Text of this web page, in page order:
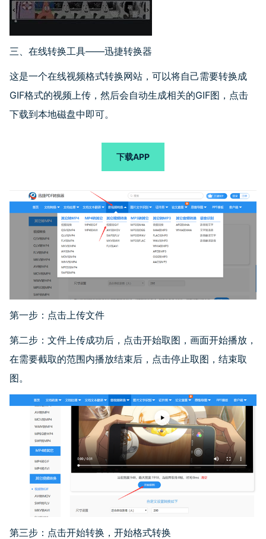
三、在线转换工具——迅捷转换器
这是一个在线视频格式转换网站，可以将自己需要转换成
GIF格式的视频上传，然后会自动生成相关的GIF图，点击
下载到本地磁盘中即可。
下载APP
第一步：点击上传文件
第二步：文件上传成功后，点击开始取图，画面开始播放，
在需要截取的范围内播放结束后，点击停止取图，结束取
图。
第三步：点击开始转换，开始格式转换